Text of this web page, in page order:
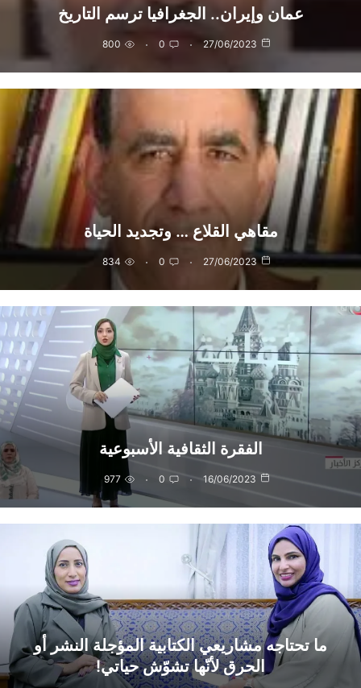
عمان وإيران.. الجغرافيا ترسم التاريخ
27/06/2023
0
800
مقاهي القلاع … وتجديد الحياة
27/06/2023
0
834
الفقرة الثقافية الأسبوعية
16/06/2023
0
977
ما تحتاجه مشاريعي الكتابية المؤجلة النشر أو
الحرق لأنّها تشوّش حياتي!